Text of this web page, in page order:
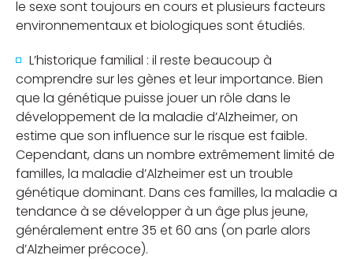
le sexe sont toujours en cours et plusieurs facteurs
environnementaux et biologiques sont étudiés.
L’historique familial : il reste beaucoup à
comprendre sur les gènes et leur importance. Bien
que la génétique puisse jouer un rôle dans le
développement de la maladie d’Alzheimer, on
estime que son influence sur le risque est faible.
Cependant, dans un nombre extrêmement limité de
familles, la maladie d’Alzheimer est un trouble
génétique dominant. Dans ces familles, la maladie a
tendance à se développer à un âge plus jeune,
généralement entre 35 et 60 ans (on parle alors
d’Alzheimer précoce).